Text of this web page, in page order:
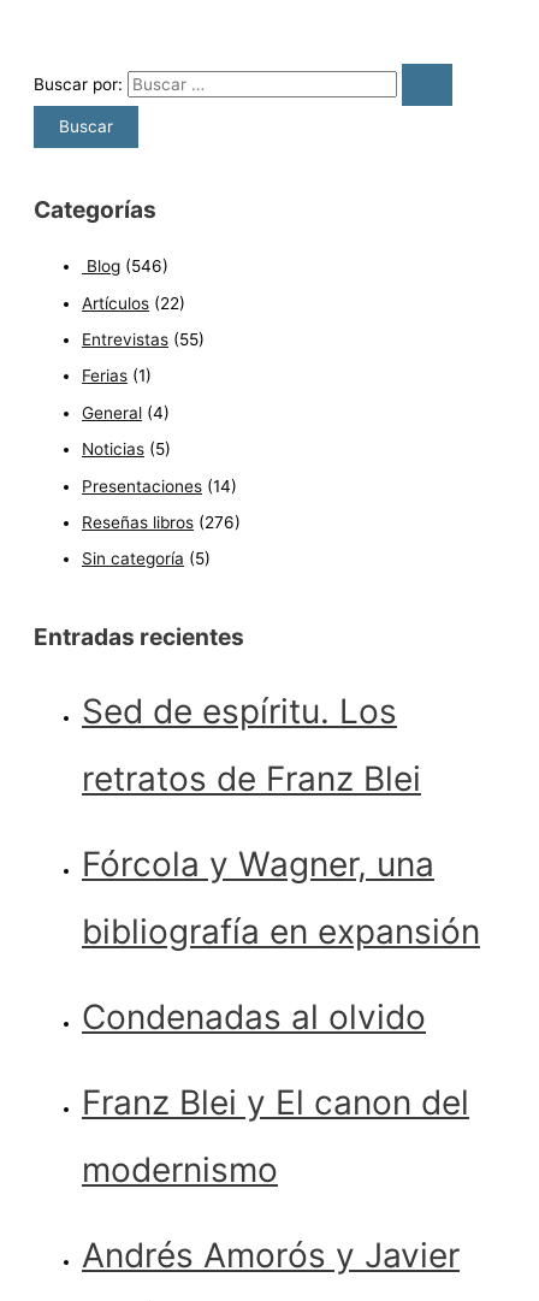
Buscar por:
Categorías
Blog (546)
Artículos (22)
Entrevistas (55)
Ferias (1)
General (4)
Noticias (5)
Presentaciones (14)
Reseñas libros (276)
Sin categoría (5)
Entradas recientes
Sed de espíritu. Los
retratos de Franz Blei
Fórcola y Wagner, una
bibliografía en expansión
Condenadas al olvido
Franz Blei y El canon del
modernismo
Andrés Amorós y Javier